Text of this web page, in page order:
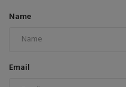
Name
Email